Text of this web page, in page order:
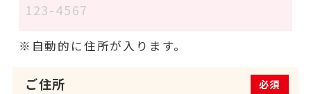
自動的に住所が入ります。
ご住所 必須